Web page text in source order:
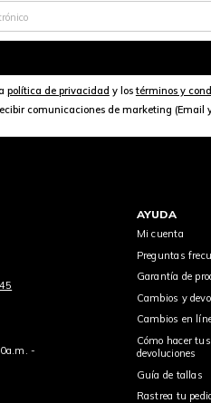
política de privacidad y lostérminos y
comunicaciones de marketing (Email
-
AYUDA
Mi cuenta
Preguntas
Garantía de
Cambios y
Cambios en
Cómo hacer
devoluciones
Guía de tallas
Rastrea tu